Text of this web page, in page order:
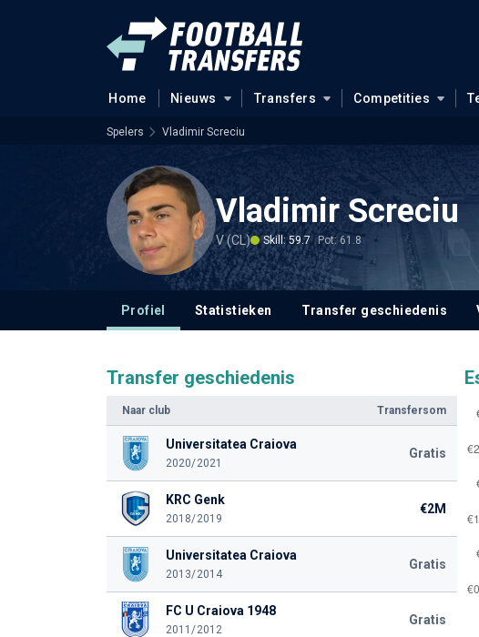
Home Nieuws Transfers Competities
Spelers Vladimir Screciu
Vladimir Screciu
V (CL) Skill: 59.7 Pot: 61.8
Profiel Statistieken Transfer geschiedenis
Transfer geschiedenis
Naar club Transfersom
Universitatea Craiova
2020/2021
Gratis
KRC Genk
2018/2019
€2M
Universitatea Craiova
2013/2014
Gratis
FC U Craiova 1948
2011/2012
Gratis